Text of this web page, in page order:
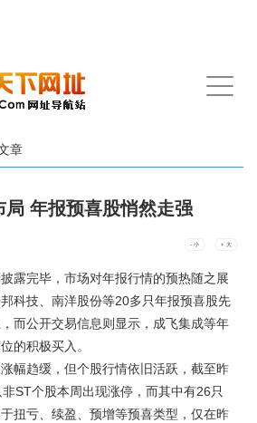
手
机
章
局 年报预喜股悄然走强
- 小 + 大
露完毕，市场对年报行情的预热随之展
科技、南洋股份等20多只年报预喜股先
而公开交易信息则显示，成飞集成等年
的积极买入。
趋缓，但个股行情依旧活跃，截至昨
ST个股本周出现涨停，而其中有26只
扭亏、续盈、预增等预喜类型，仅在昨